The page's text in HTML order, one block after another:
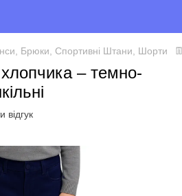
Брюки, Спортивні Штани, Шорти
– темно-
відгук